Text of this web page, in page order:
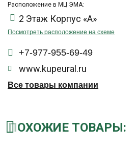
Расположение в МЦ ЭМА:
2 Этаж Корпус «А»
Посмотреть расположение на схеме
+7-977-955-69-49
www.kupeural.ru
Все товары компании
ПОХОЖИЕ ТОВАРЫ: